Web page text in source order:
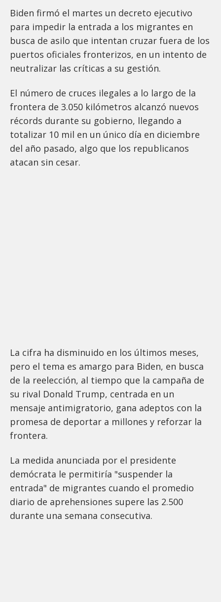
Biden firmó el martes un decreto ejecutivo
para impedir la entrada a los migrantes en
busca de asilo que intentan cruzar fuera de los
puertos oficiales fronterizos, en un intento de
neutralizar las críticas a su gestión.
El número de cruces ilegales a lo largo de la
frontera de 3.050 kilómetros alcanzó nuevos
récords durante su gobierno, llegando a
totalizar 10 mil en un único día en diciembre
del año pasado, algo que los republicanos
atacan sin cesar.
La cifra ha disminuido en los últimos meses,
pero el tema es amargo para Biden, en busca
de la reelección, al tiempo que la campaña de
su rival Donald Trump, centrada en un
mensaje antimigratorio, gana adeptos con la
promesa de deportar a millones y reforzar la
frontera.
La medida anunciada por el presidente
demócrata le permitiría "suspender la
entrada" de migrantes cuando el promedio
diario de aprehensiones supere las 2.500
durante una semana consecutiva.